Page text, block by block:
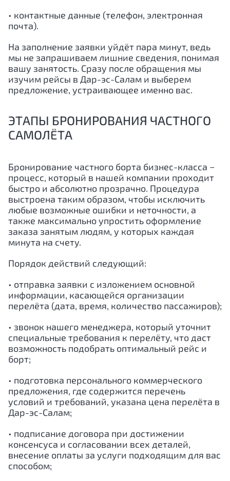
• контактные данные (телефон, электронная
почта).
На заполнение заявки уйдёт пара минут, ведь
мы не запрашиваем лишние сведения, понимая
вашу занятость. Сразу после обращения мы
изучим рейсы в Дар-эс-Салам и выберем
предложение, устраивающее именно вас.
ЭТАПЫ БРОНИРОВАНИЯ ЧАСТНОГО
САМОЛЁТА
Бронирование частного борта бизнес-класса −
процесс, который в нашей компании проходит
быстро и абсолютно прозрачно. Процедура
выстроена таким образом, чтобы исключить
любые возможные ошибки и неточности, а
также максимально упростить оформление
заказа занятым людям, у которых каждая
минута на счету.
Порядок действий следующий:
• отправка заявки с изложением основной
информации, касающейся организации
перелёта (дата, время, количество пассажиров);
• звонок нашего менеджера, который уточнит
специальные требования к перелёту, что даст
возможность подобрать оптимальный рейс и
борт;
• подготовка персонального коммерческого
предложения, где содержится перечень
условий и требований, указана цена перелёта в
Дар-эс-Салам;
• подписание договора при достижении
консенсуса и согласовании всех деталей,
внесение оплаты за услуги подходящим для вас
способом;